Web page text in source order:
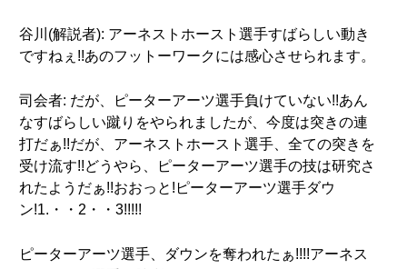
谷川(解説者): アーネストホースト選手すばらしい動き
ですねぇ!!あのフットーワークには感心させられます。
司会者: だが、ピーターアーツ選手負けていない!!あん
なすばらしい蹴りをやられましたが、今度は突きの連
打だぁ!!だが、アーネストホースト選手、全ての突きを
受け流す!!どうやら、ピーターアーツ選手の技は研究さ
れたようだぁ!!おおっと!ピーターアーツ選手ダウ
ン!1.・・2・・3!!!!!
ピーターアーツ選手、ダウンを奪われたぁ!!!!アーネス